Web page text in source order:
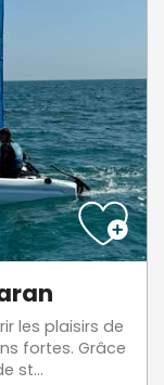
les plaisirs de
fortes. Grâce
st...